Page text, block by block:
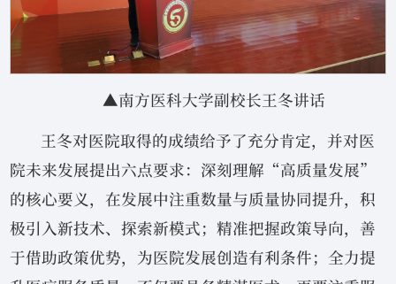
▲南方医科大学副校长王冬讲话
王冬对医院取得的成绩给予了充分肯定，并对医
院未来发展提出六点要求：深刻理解“高质量发展”
的核心要义，在发展中注重数量与质量协同提升，积
极引入新技术、探索新模式；精准把握政策导向，善
于借助政策优势，为医院发展创造有利条件；全力提